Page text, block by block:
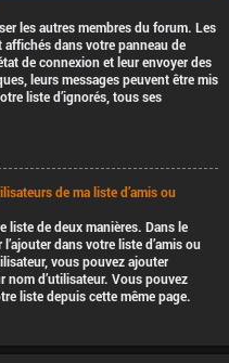
les autres membres du forum. Les
affichés dans votre panneau de
de connexion et leur envoyer des
leurs messages peuvent être mis
liste d’ignorés, tous ses
de ma liste d’amis ou
liste de deux manières. Dans le
dans votre liste d’amis ou
vous pouvez ajouter
nom d’utilisateur. Vous pouvez
liste depuis cette même page.